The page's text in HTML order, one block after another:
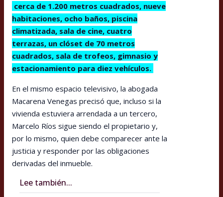
cerca de 1.200 metros cuadrados, nueve
habitaciones, ocho baños, piscina
climatizada, sala de cine, cuatro
terrazas, un clóset de 70 metros
cuadrados, sala de trofeos, gimnasio y
estacionamiento para diez vehículos.
En el mismo espacio televisivo, la abogada
Macarena Venegas precisó que, incluso si la
vivienda estuviera arrendada a un tercero,
Marcelo Ríos sigue siendo el propietario y,
por lo mismo, quien debe comparecer ante la
justicia y responder por las obligaciones
derivadas del inmueble.
Lee también...